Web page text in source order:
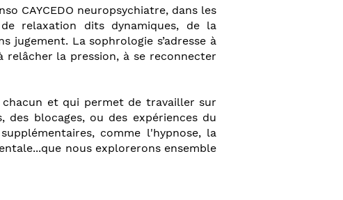
CAYCEDO neuropsychiatre, dans les
relaxation dits dynamiques, de la
La sophrologie s’adresse à
la pression, à se reconnecter
et qui permet de travailler sur
blocages, ou des expériences du
comme l'hypnose, la
nous explorerons ensemble